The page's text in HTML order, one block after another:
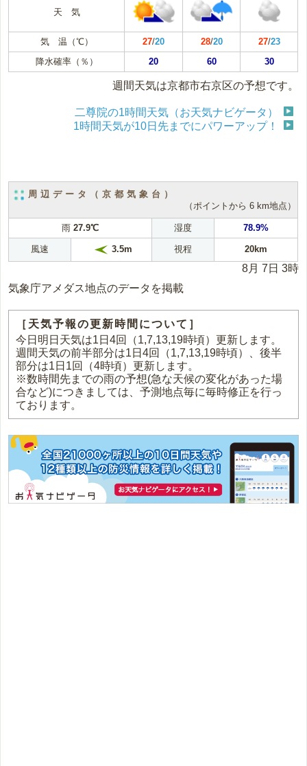
天 気
気 温（℃） 27/20 28/20 27/23
降水確率（％）
20 60 30
週間天気は京都市右京区の予想です。
二尊院の1時間天気（お天気ナビゲータ）
1時間天気が10日先までにパワーアップ！
周辺データ（京都気象台）
（ポイントから 6 km地点）
雨27.9℃ 湿度 78.9%
風速 3.5m 視程 20km
8月 7日 3時
気象庁アメダス地点のデータを掲載
［天気予報の更新時間について］
今日明日天気は1日4回（1,7,13,19時頃）更新します。
週間天気の前半部分は1日4回（1,7,13,19時頃）、後半
部分は1日1回（4時頃）更新します。
※数時間先までの雨の予想(急な天候の変化があった場
合など)につきましては、予測地点毎に毎時修正を行っ
ております。